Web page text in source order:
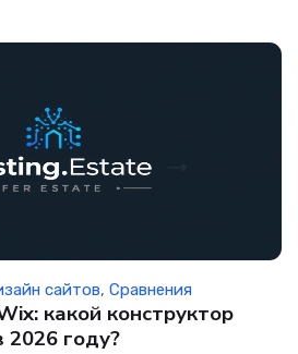
сайтов, Сравнения
какой конструктор
2026 году?